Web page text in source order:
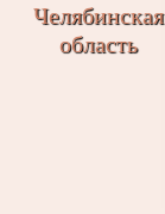
Челябинская
область